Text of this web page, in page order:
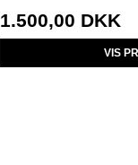
1.500,00 DKK
VIS